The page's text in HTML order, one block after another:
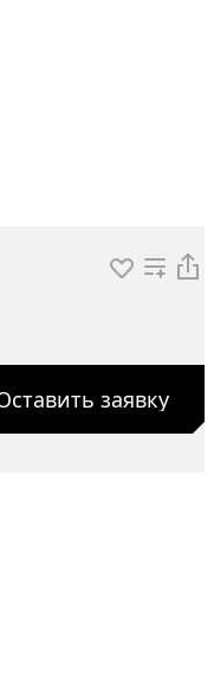
заявку